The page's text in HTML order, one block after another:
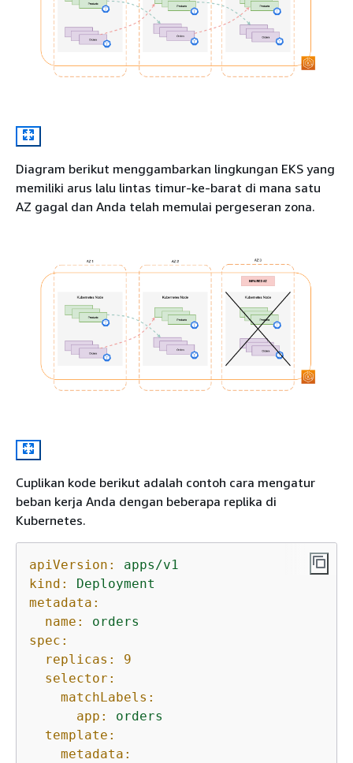
Diagram berikut menggambarkan lingkungan EKS yang
memiliki arus lalu lintas timur-ke-barat di mana satu
AZ gagal dan Anda telah memulai pergeseran zona.
Cuplikan kode berikut adalah contoh cara mengatur
beban kerja Anda dengan beberapa replika di
Kubernetes.
apiVersion:
apps/v1
kind:
Deployment
metadata:
name:
orders
spec:
replicas:
9
selector:
matchLabels:
app:
orders
template:
metadata: